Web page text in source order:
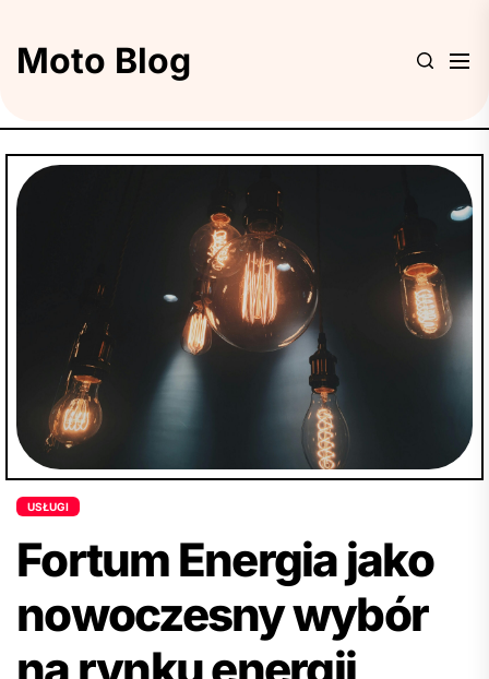
Moto Blog
USŁUGI
Fortum Energia jako
nowoczesny wybór